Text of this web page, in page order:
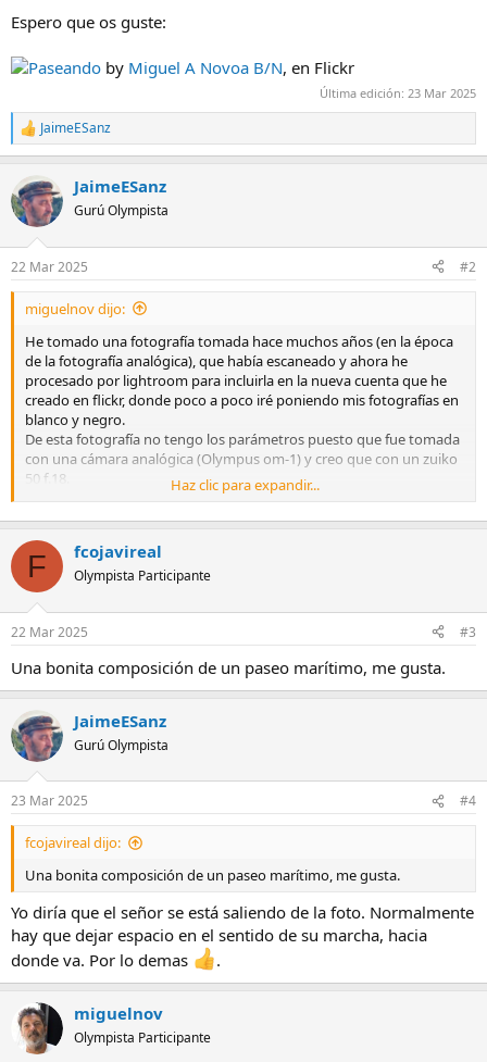
Espero que os guste:
Paseando by Miguel A Novoa B/N, en Flickr
Última edición: 23 Mar 2025
R
e
c
c
i
e
s
JaimeESanz
JaimeESanz
Gurú Olympista
22 Mar 2025 #2
miguelnov dijo:
He tomado una fotografía tomada hace muchos años (en la época
de la fotografía analógica), que había escaneado y ahora he
procesado por lightroom para incluirla en la nueva cuenta que he
creado en flickr, donde poco a poco iré poniendo mis fotografías en
blanco y negro.
De esta fotografía no tengo los parámetros puesto que fue tomada
con una cámara analógica (Olympus om-1) y creo que con un zuiko
50 f.18.
En cuanto a los demás parámetros, viendo la foto, yo diría que iso
sería 400, diafragma alrededor de f8 (es una full frame, a pesar de
ser una Olympus
había tercios de paso. Eran pasos completos).
Espero que os guste:
Paseando
Haz clic para expandir...
F fcojavireal
Olympista Participante
22 Mar 2025 #3
Una bonita composición de un paseo marítimo, me gusta.
JaimeESanz
Gurú Olympista
23 Mar 2025 #4
fcojavireal dijo:
Una bonita composición de un paseo marítimo, me gusta.
Yo diría que el señor se está saliendo de la foto. Normalmente
hay que dejar espacio en el sentido de su marcha, hacia
donde va. Por lo demas
.
miguelnov
Olympista Participante